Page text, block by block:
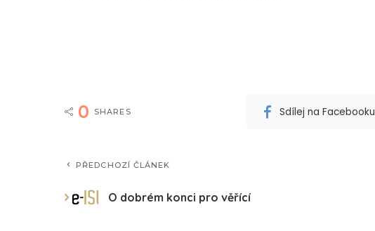
0 SHARES Sdílej na Facebooku
PŘEDCHOZÍ ČLÁNEK
O dobrém konci pro věřící